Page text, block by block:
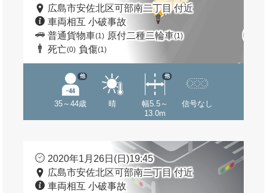
広島市安佐北区可部南二丁目 付近
車両相互 小破事故
普通貨物車(1) 原付二種二輪車(1)
死亡(0) 負傷(1)
35～44歳
他
晴
幅5.5～
13.0m
他
信号なし
2020年1月26日(日)19:45
広島市安佐北区可部南二丁目 付近
車両相互 小破事故